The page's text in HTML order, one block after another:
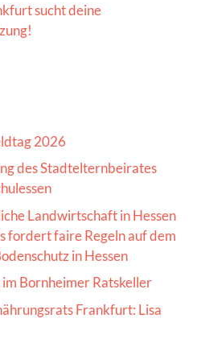
sucht deine
2026
des Stadtelternbeirates
Landwirtschaft in Hessen
fordert faire Regeln auf dem
in Hessen
Bornheimer Ratskeller
Frankfurt: Lisa